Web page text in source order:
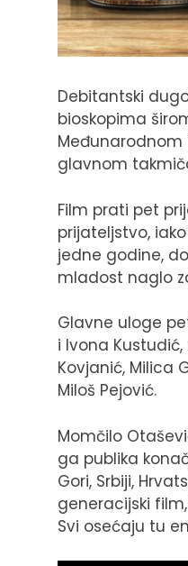
Debitantski
bioskopima
Međunarodnom
glavnom
Film prati pet
prijateljstvo,
jedne godine,
mladost naglo
Glavne uloge
i Ivona
Kovjanić, Milica
Miloš Pejović.
Momčilo
ga publika
Gori, Srbiji,
generacijski
Svi osećaju tu